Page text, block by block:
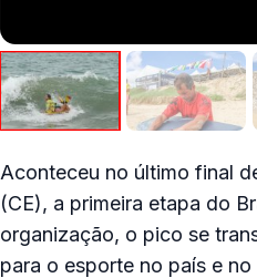
Aconteceu no último final
(CE), a primeira etapa do
organização, o pico se
para o esporte no país e